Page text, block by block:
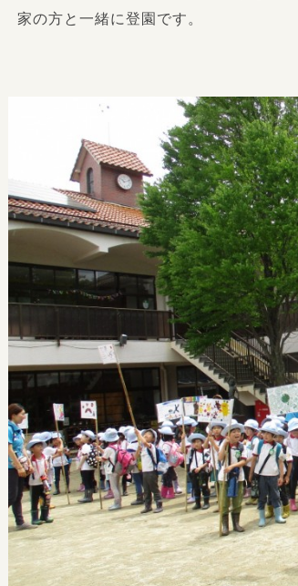
家の方と一緒に登園です。